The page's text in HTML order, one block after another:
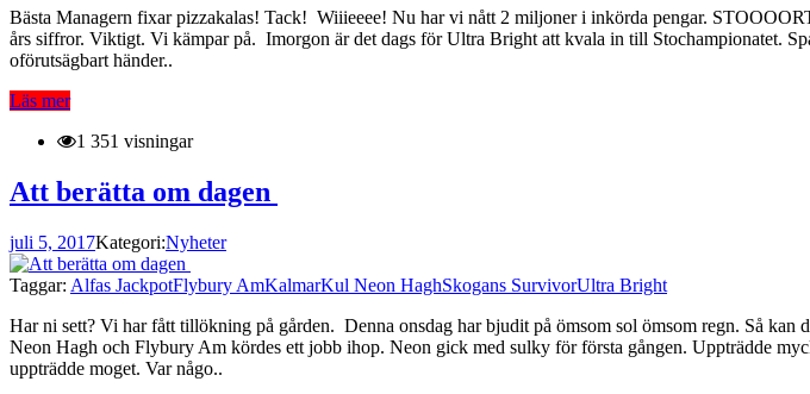
Bästa Managern fixar pizzakalas! Tack! Wiiieeee! Nu har vi nått 2 miljoner i inkörda pengar.
års siffror. Viktigt. Vi kämpar på. Imorgon är det dags för Ultra Bright att kvala in till Stochampionatet.
oförutsägbart händer..
Läs mer
1 351 visningar
Att berätta om dagen
juli 5, 2017Kategori:Nyheter
Taggar: Alfas JackpotFlybury AmKalmarKul Neon HaghSkogans SurvivorUltra Bright
Har ni sett? Vi har fått tillökning på gården. Denna onsdag har bjudit på ömsom sol ömsom regn. Så
Neon Hagh och Flybury Am kördes ett jobb ihop. Neon gick med sulky för första gången. Uppträdde
uppträdde moget. Var någo..